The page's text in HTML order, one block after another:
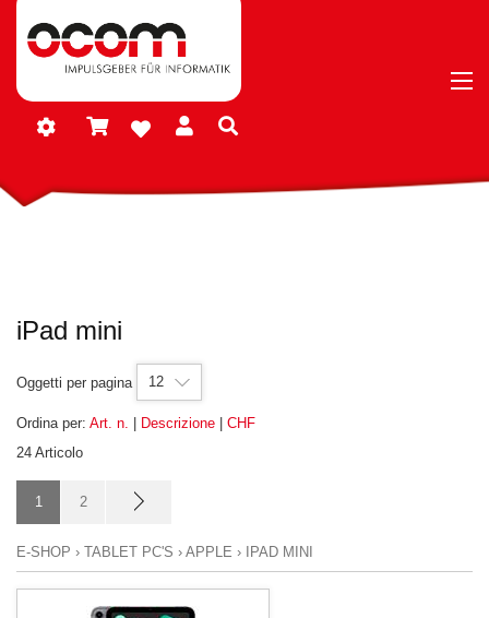
iPad mini
Oggetti per pagina 12
Ordina per: Art. n. Descrizione
CHF
24 Articolo
1 2
E-SHOP › TABLET PC'S › APPLE › IPAD MINI